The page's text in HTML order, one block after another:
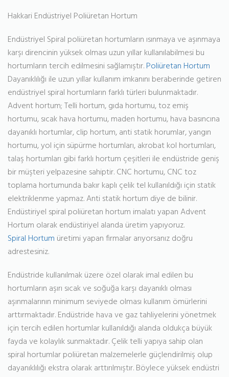
Hakkari Endüstriyel Poliüretan Hortum
Endüstriyel Spiral poliüretan hortumların ısınmaya ve aşınmaya
karşı direncinin yüksek olması uzun yıllar kullanılabilmesi bu
hortumların tercih edilmesini sağlamıştır.Poliüretan Hortum
Dayanıklılığı ile uzun yıllar kullanım imkanını beraberinde getiren
endüstriyel spiral hortumların farklı türleri bulunmaktadır.
Advent hortum; Telli hortum, gıda hortumu, toz emiş
hortumu, sıcak hava hortumu, maden hortumu, hava basıncına
dayanıklı hortumlar, clip hortum, anti statik horumlar, yangın
hortumu, yol için süpürme hortumları, akrobat kol hortumları,
talaş hortumları gibi farklı hortum çeşitleri ile endüstride geniş
bir müşteri yelpazesine sahiptir. CNC hortumu, CNC toz
toplama hortumunda bakır kaplı çelik tel kullanıldığı için statik
elektriklenme yapmaz. Anti statik hortum diye de bilinir.
Endüstiriyel spiral poliüretan hortum imalatı yapan Advent
Hortum olarak endüstiriyel alanda üretim yapıyoruz.
Spiral Hortum üretimi yapan firmalar arıyorsanız doğru
adrestesiniz.
Endüstride kullanılmak üzere özel olarak imal edilen bu
hortumların aşırı sıcak ve soğuğa karşı dayanıklı olması
aşınmalarının minimum seviyede olması kullanım ömürlerini
arttırmaktadır. Endüstride hava ve gaz tahliyelerini yönetmek
için tercih edilen hortumlar kullanıldığı alanda oldukça büyük
fayda ve kolaylık sunmaktadır. Çelik telli yapıya sahip olan
spiral hortumlar poliüretan malzemelerle güçlendirilmiş olup
dayanıklılığı ekstra olarak arttırılmıştır. Böylece yüksek endüstri